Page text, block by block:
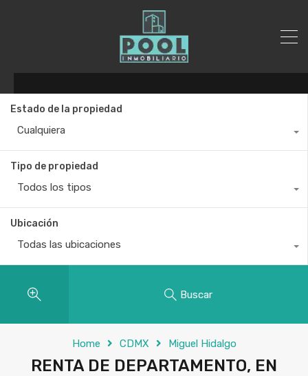
Estado de la propiedad
Cualquiera
Tipo de propiedad
Todos los tipos
Ubicación
Todas las ubicaciones
Buscar
Home CDMX Miguel Hidalgo
RENTA DE DEPARTAMENTO, EN